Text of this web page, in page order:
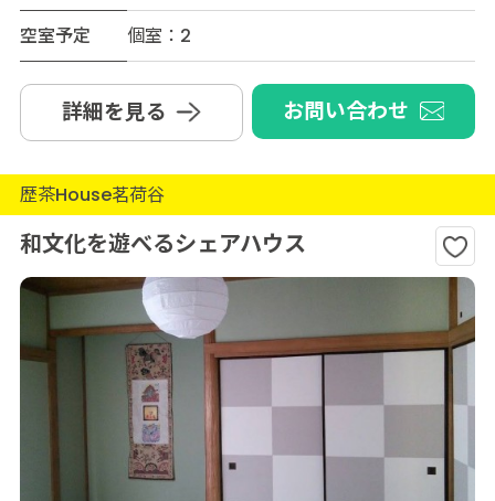
空室予定
個室：2
詳細を見る お問い合わせ
歴茶House茗荷谷
和文化を遊べるシェアハウス